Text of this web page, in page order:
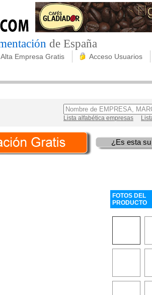
de España
Alta Empresa Gratis Acceso Usuarios
Lista alfabética empresas
¿Es esta
FOTOS DEL
PRODUCTO